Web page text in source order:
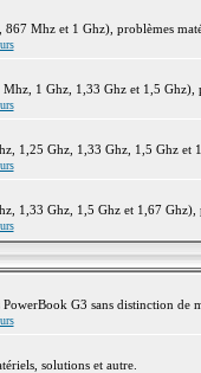
Mhz et 1 Ghz), problèmes
1 Ghz, 1,33 Ghz et 1,5 Ghz),
1,25 Ghz, 1,33 Ghz, 1,5 Ghz et
1,33 Ghz, 1,5 Ghz et 1,67 Ghz),
G3 sans distinction de
solutions et autre.